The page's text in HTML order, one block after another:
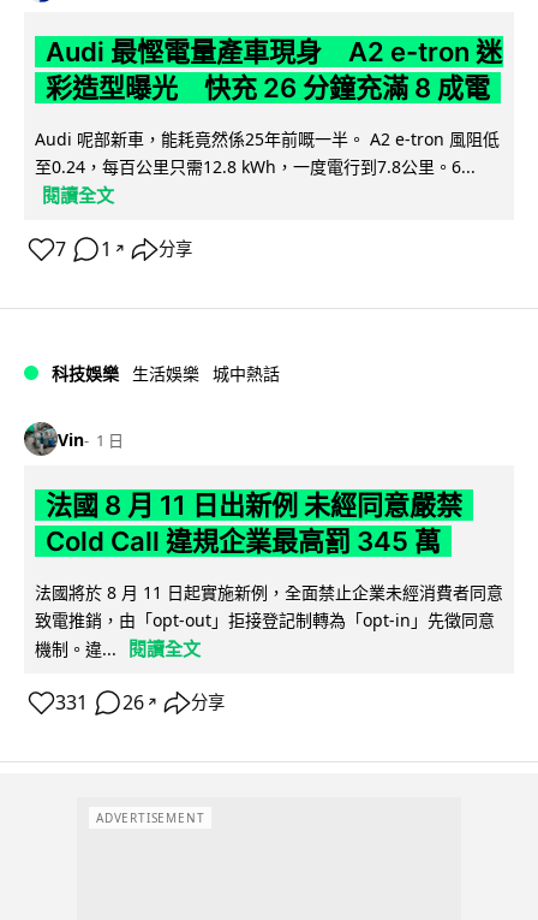
Audi 最慳電量產車現身 A2 e-tron 迷
彩造型曝光 快充 26 分鐘充滿 8 成電
Audi 呢部新車，能耗竟然係25年前嘅一半。 A2 e-tron 風阻低
至0.24，每百公里只需12.8 kWh，一度電行到7.8公里。6...
閱讀全文
7 1 ↗ 分享
科技娛樂 生活娛樂 城中熱話
Vin 1 日
法國 8 月 11 日出新例 未經同意嚴禁
Cold Call 違規企業最高罰 345 萬
法國將於 8 月 11 日起實施新例，全面禁止企業未經消費者同意
致電推銷，由「opt-out」拒接登記制轉為「opt-in」先徵同意
機制。違...
閱讀全文
331 26 ↗ 分享
ADVERTISEMENT